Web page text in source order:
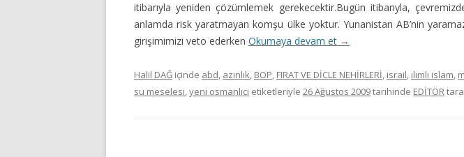
REKLAM
itibarıyla yeniden çözümlemek gerekecektir.Bugün itibarıyla,
anlamda risk yaratmayan komşu ülke yoktur. Yunanistan AB’nin
girişimimizi veto ederken Okumaya devam et →
Halil DAĞ içinde abd, azınlık, BOP, FIRAT VE DİCLE NEHİRLERİ, israil, ılımlı islam,
su meselesi,yeni osmanlıcı etiketleriyle 26 Ağustos 2009tarihinde EDİTÖR